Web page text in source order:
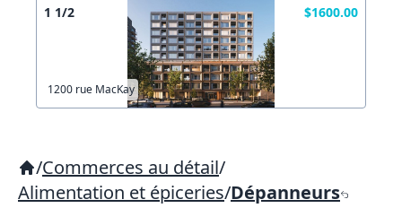
1 1/2 $1600.00
1200 rue MacKay
/Commerces au détail/
Alimentation et épiceries/Dépanneurs